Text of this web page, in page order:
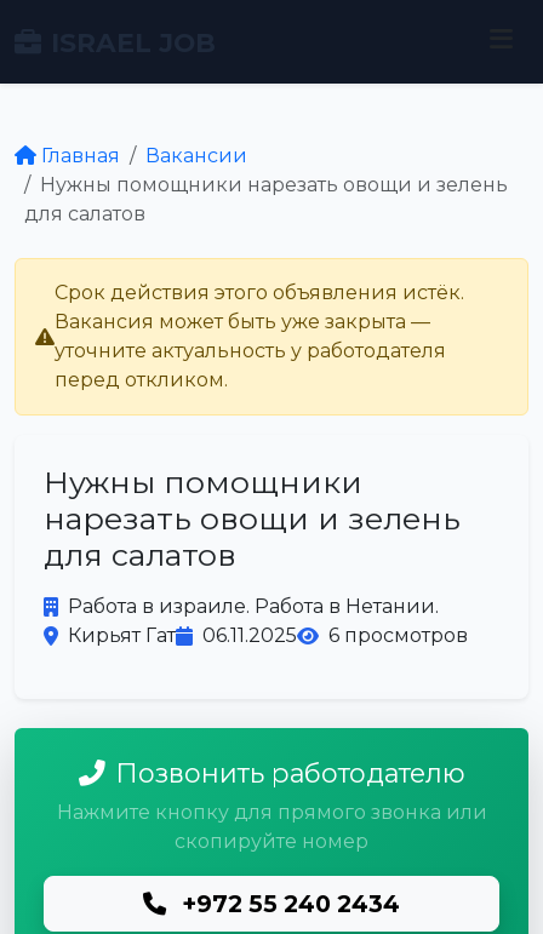
Главная
Вакансии
Нужны помощники нарезать овощи и зелень
для салатов
Срок действия этого объявления истёк.
Вакансия может быть уже закрыта —
уточните актуальность у работодателя
перед откликом.
Нужны помощники
нарезать овощи и зелень
для салатов
Работа в израиле. Работа в Нетании.
Кирьят Гат
06.11.2025 6 просмотров
Позвонить работодателю
Нажмите кнопку для прямого звонка или
скопируйте номер
+972 55 240 2434